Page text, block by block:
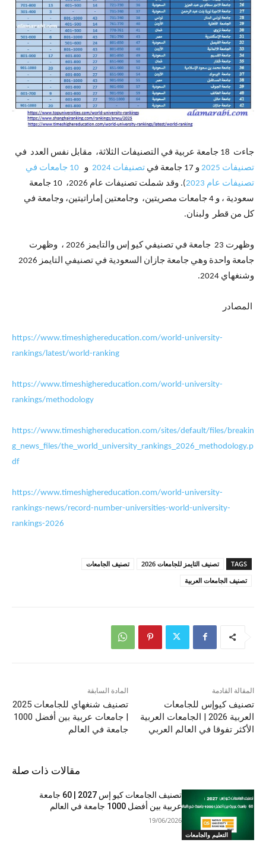
جاءت 18 جامعة عربية في التصنيفات الثلاثة، مقابل نفس العدد في
تصنيفات 2025
و 17 جامعة في تصنيفات 2024 و
10 جامعات في
تصنيفات عام 2023
). وقد شملت تصنيفات عام 2026، 10 جامعة
سعودية ، و 4 جامعات مصريتين، وجامعتين إماراتيتين، وجامعة في
كل من قطر ولبنان.
وظهرت 23 جامعة في تصنيفي كيو إس والتايمز 2026 ، وظهرت
وشنغهاي 2024.
المصادر
https://www.timeshighereducation.com/world-university-
rankings/latest/world-ranking
https://www.timeshighereducation.com/world-university-
rankings/methodology
https://www.timeshighereducation.com/sites/default/files/breakin
g_news_files/the_world_university_rankings_2026_methodology.p
df
https://www.timeshighereducation.com/world-university-
rankings-news/record-number-universities-world-university-
rankings-2026
TAGS تصنيف التايمز للجامعات 2026
تصنيف الجامعات
تصنيف الجامعات العربية
المادة السابقة
تصنيف شنغهاي للجامعات 2025
| جامعات عربية بين أفضل 1000
جامعة في العالم
المقالة القادمة
تصنيف كيوإس للجامعات
العربية 2026 | الجامعات العربية
الأكثر تفوقا في العالم العربي
مقالات ذات صلة
التعليم والجامعات
تصنيف الجامعات كيو إس 2027 | 60 جامعة
عربية بين أفضل 1000 جامعة في العالم
19/06/2026